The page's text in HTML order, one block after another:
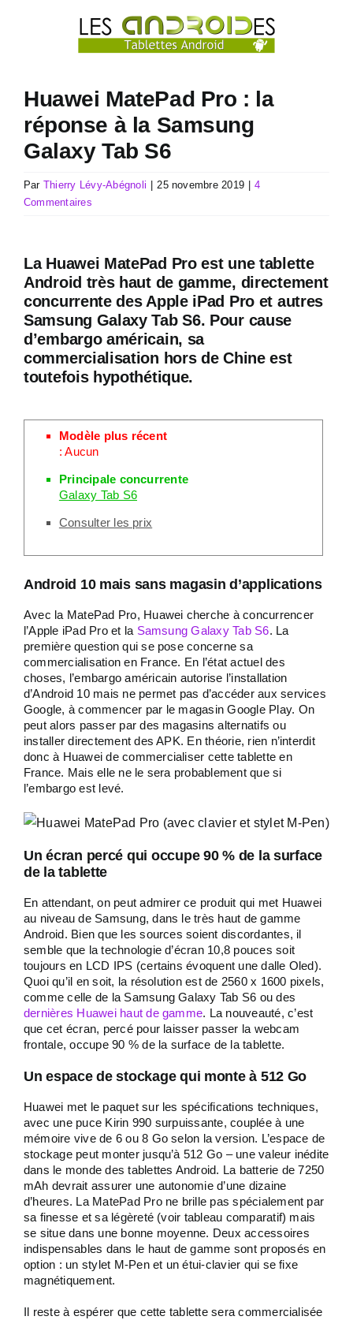
Huawei MatePad Pro : la
réponse à la Samsung
Galaxy Tab S6
Par Thierry Lévy-Abégnoli 25 novembre 2019
4
Commentaires
La Huawei MatePad Pro est une tablette
Android très haut de gamme, directement
concurrente des Apple iPad Pro et autres
Samsung Galaxy Tab S6. Pour cause
d’embargo américain, sa
commercialisation hors de Chine est
toutefois hypothétique.
Modèle plus récent
: Aucun
Principale concurrente
Galaxy Tab S6
Consulter les prix
Android 10 mais sans magasin d’applications
Avec la MatePad Pro, Huawei cherche à concurrencer
l’Apple iPad Pro et la Samsung Galaxy Tab S6. La
première question qui se pose concerne sa
commercialisation en France. En l’état actuel des
choses, l’embargo américain autorise l’installation
d’Android 10 mais ne permet pas d’accéder aux services
Google, à commencer par le magasin Google Play. On
peut alors passer par des magasins alternatifs ou
installer directement des APK. En théorie, rien n’interdit
donc à Huawei de commercialiser cette tablette en
France. Mais elle ne le sera probablement que si
l’embargo est levé.
Un écran percé qui occupe 90 % de la surface
de la tablette
En attendant, on peut admirer ce produit qui met Huawei
au niveau de Samsung, dans le très haut de gamme
Android. Bien que les sources soient discordantes, il
semble que la technologie d’écran 10,8 pouces soit
toujours en LCD IPS (certains évoquent une dalle Oled).
Quoi qu’il en soit, la résolution est de 2560 x 1600 pixels,
comme celle de la Samsung Galaxy Tab S6 ou des
dernières Huawei haut de gamme. La nouveauté, c’est
que cet écran, percé pour laisser passer la webcam
frontale, occupe 90 % de la surface de la tablette.
Un espace de stockage qui monte à 512 Go
Huawei met le paquet sur les spécifications techniques,
avec une puce Kirin 990 surpuissante, couplée à une
mémoire vive de 6 ou 8 Go selon la version. L’espace de
stockage peut monter jusqu’à 512 Go – une valeur inédite
dans le monde des tablettes Android. La batterie de 7250
mAh devrait assurer une autonomie d’une dizaine
d’heures. La MatePad Pro ne brille pas spécialement par
sa finesse et sa légèreté (voir tableau comparatif) mais
se situe dans une bonne moyenne. Deux accessoires
indispensables dans le haut de gamme sont proposés en
option : un stylet M-Pen et un étui-clavier qui se fixe
magnétiquement.
Il reste à espérer que cette tablette sera commercialisée